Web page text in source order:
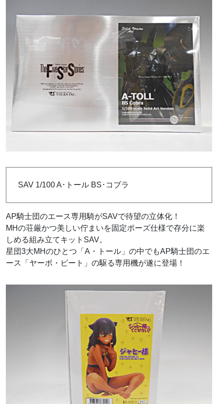
SAV 1/100 A･トール BS･コブラ
AP騎士団のエース専用騎がSAVで待望の立体化！
MHの荘厳かつ美しい佇まいを固定ポーズ仕様で存分に楽
しめる組み立てキットSAV。
星団3大MHのひとつ「A・トール」の中でもAP騎士団のエ
ース「ヤーボ・ビート」の駆る専用機が遂に登場！